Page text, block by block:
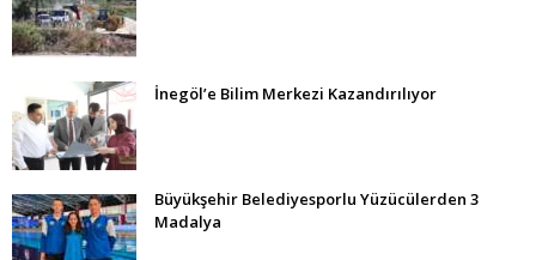
İnegöl’e Bilim Merkezi Kazandırılıyor
Büyükşehir Belediyesporlu Yüzücülerden 3
Madalya